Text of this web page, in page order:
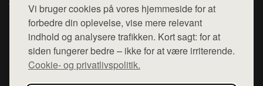
Vi bruger cookies på vores hjemmeside for at
forbedre din oplevelse, vise mere relevant
indhold og analysere trafikken. Kort sagt: for at
siden fungerer bedre – ikke for at være irriterende.
Cookie- og privatlivspolitik.
Top Rabatter
Kontakt
Mail: hej@want.dk
Cookie- og privatlivspolitik